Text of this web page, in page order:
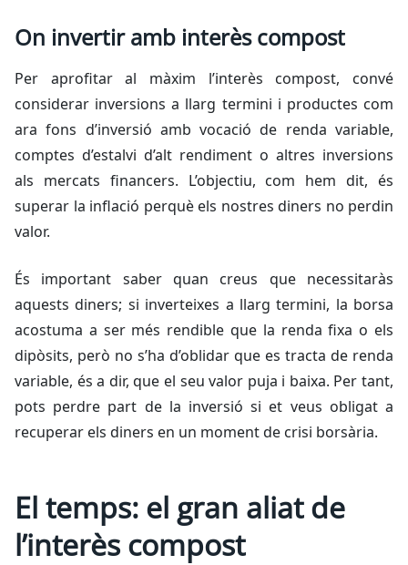
On invertir amb interès compost
Per aprofitar al màxim l’interès compost, convé
considerar inversions a llarg termini i productes com
ara fons d’inversió amb vocació de renda variable,
comptes d’estalvi d’alt rendiment o altres inversions
als mercats financers. L’objectiu, com hem dit, és
superar la inflació perquè els nostres diners no perdin
valor.
És important saber quan creus que necessitaràs
aquests diners; si inverteixes a llarg termini, la borsa
acostuma a ser més rendible que la renda fixa o els
dipòsits, però no s’ha d’oblidar que es tracta de renda
variable, és a dir, que el seu valor puja i baixa. Per tant,
pots perdre part de la inversió si et veus obligat a
recuperar els diners en un moment de crisi borsària.
El temps: el gran aliat de
l’interès compost